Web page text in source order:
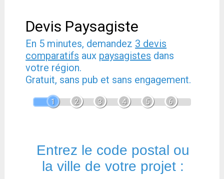
Devis Paysagiste
En 5 minutes, demandez 3 devis
comparatifs aux paysagistes dans
votre région.
Gratuit, sans pub et sans engagement.
1 2 3 4 5 6
Entrez le code postal ou
la ville de votre projet :